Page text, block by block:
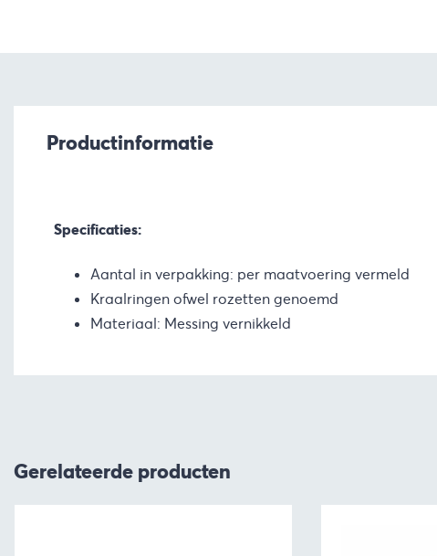
Productinformatie
Specificaties:
Aantal in verpakking: per maatvoering vermeld
Kraalringen ofwel rozetten genoemd
Materiaal: Messing vernikkeld
Gerelateerde producten